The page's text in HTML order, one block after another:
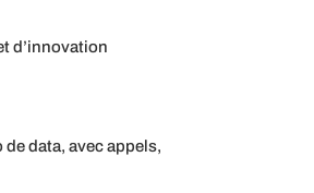
d’innovation
data, avec appels,